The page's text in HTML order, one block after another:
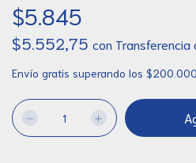
$5.845
$5.552,75 con Transferencia
Envío gratis superando los $200.000